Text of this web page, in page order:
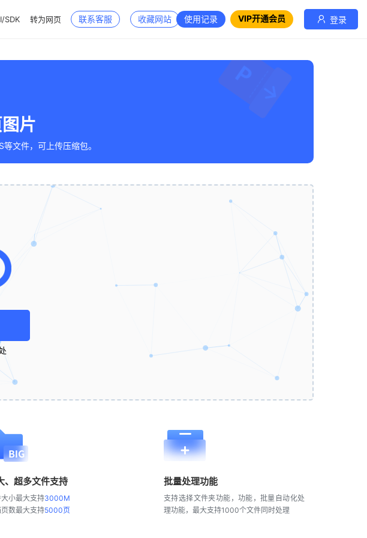
SDK 转为网页 联系客服 收藏网站 使用记录 VIP开通会员 登录
片
文件，可上传压缩包。
、超多文件支持
小最大支持3000M
数最大支持5000页
批量处理功能
支持选择文件夹功能，功能，批量自动化处
理功能，最大支持1000个文件同时处理